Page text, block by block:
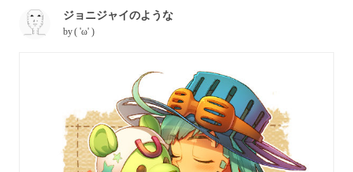
ジョニジャイのような
by( 'ω' )